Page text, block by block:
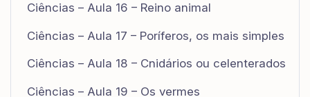
Ciências – Aula 16 – Reino animal
Ciências – Aula 17 – Poríferos, os mais simples
Ciências – Aula 18 – Cnidários ou celenterados
Ciências – Aula 19 – Os vermes